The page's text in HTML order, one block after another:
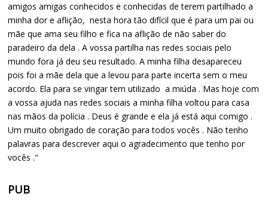
amigos amigas conhecidos e conhecidas de terem partilhado a
minha dor e aflição, nesta hora tão difícil que é para um pai ou
mãe que ama seu filho e fica na aflição de não saber do
paradeiro da dela . A vossa partilha nas redes sociais pelo
mundo fora já deu seu resultado. A minha filha desapareceu
pois foi a mãe dela que a levou para parte incerta sem o meu
acordo. Ela para se vingar tem utilizado a miúda . Mas hoje com
a vossa ajuda nas redes sociais a minha filha voltou para casa
nas mãos da polícia . Deus é grande e ela já está aqui comigo .
Um muito obrigado de coração para todos vocês . Não tenho
palavras para descrever aqui o agradecimento que tenho por
vocês ."
PUB